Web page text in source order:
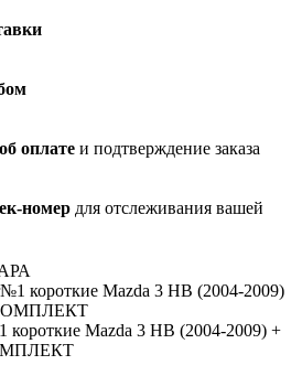
оплате и подтверждение заказа
номер для отслеживания вашей
Mazda 3 HB (2004-2009) +